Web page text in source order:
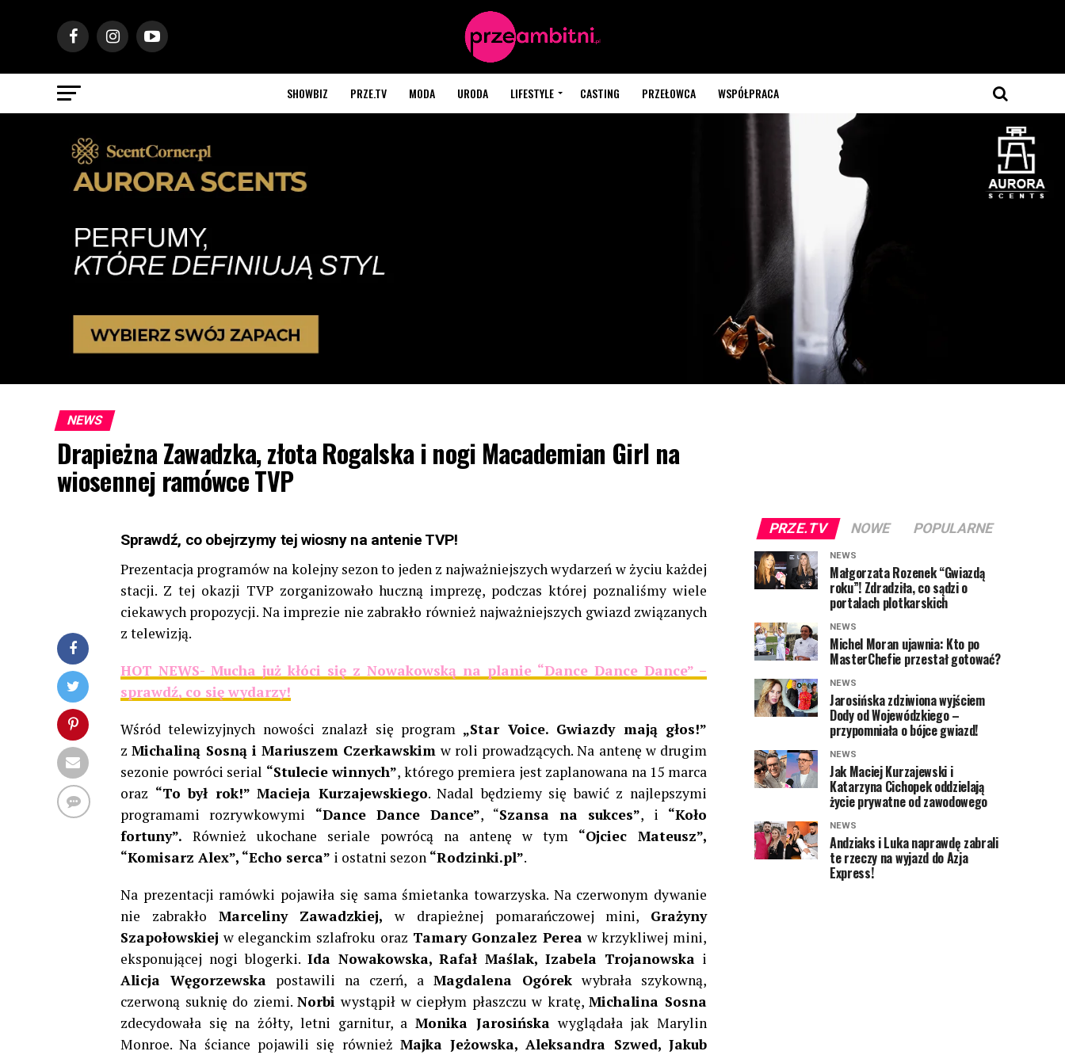
SHOWBIZ PRZE.TV MODA URODA LIFESTYLE CASTING PRZEŁOWCA WSPÓŁPRACA
NEWS
Drapieżna Zawadzka, złota Rogalska i nogi Macademian Girl na
wiosennej ramówce TVP
Sprawdź, co obejrzymy tej wiosny na antenie TVP!
Prezentacja programów na kolejny sezon to jeden z najważniejszych wydarzeń w życiu każdej
stacji. Z tej okazji TVP zorganizowało huczną imprezę, podczas której poznaliśmy wiele
ciekawych propozycji. Na imprezie nie zabrakło również najważniejszych gwiazd związanych
z telewizją.
HOT NEWS- Mucha już kłóci się z Nowakowską na planie “Dance Dance Dance” –
sprawdź, co się wydarzy!
Wśród telewizyjnych nowości znalazł się program „Star Voice. Gwiazdy mają głos!”
zMichaliną Sosną i Mariuszem Czerkawskim w roli prowadzących. Na antenę w drugim
sezonie powróci serial “Stulecie winnych”, którego premiera jest zaplanowana na 15 marca
oraz “To był rok!” Macieja Kurzajewskiego. Nadal będziemy się bawić z najlepszymi
programami rozrywkowymi “Dance Dance Dance”, “Szansa na sukces”, i “Koło
fortuny”. Również ukochane seriale powrócą na antenę w tym “Ojciec Mateusz”,
“Komisarz Alex”, “Echo serca” i ostatni sezon “Rodzinki.pl”.
Na prezentacji ramówki pojawiła się sama śmietanka towarzyska. Na czerwonym dywanie
nie zabrakło Marceliny Zawadzkiej, w drapieżnej pomarańczowej mini, Grażyny
Szapołowskiej w eleganckim szlafroku oraz Tamary Gonzalez Pereaw krzykliwej mini,
eksponującej nogi blogerki. Ida Nowakowska, Rafał Maślak, Izabela Trojanowska i
Alicja Węgorzewska postawili na czerń, a Magdalena Ogórekwybrała szykowną,
czerwoną suknię do ziemi.Norbi wystąpił w ciepłym płaszczu w kratę,Michalina Sosna
zdecydowała się na żółty, letni garnitur, aMonika Jarosińskawyglądała jak Marylin
Monroe. Na ściance pojawili się również Majka Jeżowska, Aleksandra Szwed, Jakub
PRZE.TV NOWE POPULARNE
NEWS
Małgorzata Rozenek “Gwiazdą
roku”! Zdradziła, co sądzi o
portalach plotkarskich
NEWS
Michel Moran ujawnia: Kto po
MasterChefie przestał gotować?
NEWS
Jarosińska zdziwiona wyjściem
Dody od Wojewódzkiego –
przypomniała o bójce gwiazd!
NEWS
Jak Maciej Kurzajewski i
Katarzyna Cichopek oddzielają
życie prywatne od zawodowego
NEWS
Andziaks i Luka naprawdę zabrali
te rzeczy na wyjazd do Azja
Express!